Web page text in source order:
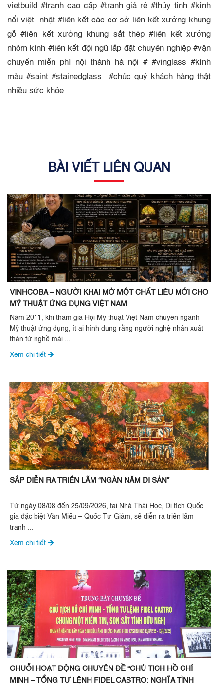
vietbuild #tranh cao cấp #tranh giá rẻ #thủy tinh #kính
nổi việt nhật #liên kết các cơ sở liên kết xưởng khung
gỗ #liên kết xưởng khung sắt thép #liên kết xưởng
nhôm kính #liên kết đội ngũ lắp đặt chuyên nghiệp #vận
chuyển miễn phí nội thành hà nội # #vinglass #kính
màu #saint #stainedglass #chúc quý khách hàng thật
nhiều sức khỏe
BÀI VIẾT LIÊN QUAN
VINHCOBA – NGƯỜI KHAI MỞ MỘT CHẤT LIỆU MỚI CHO
MỸ THUẬT ỨNG DỤNG VIỆT NAM
Năm 2011, khi tham gia Hội Mỹ thuật Việt Nam chuyên ngành
Mỹ thuật ứng dụng, ít ai hình dung rằng người nghệ nhân xuất
thân từ nghề mài ...
Xem chi tiết
SẮP DIỄN RA TRIỂN LÃM “NGÀN NĂM DI SẢN”
Từ ngày 08/08 đến 25/09/2026, tại Nhà Thái Học, Di tích Quốc
gia đặc biệt Văn Miếu – Quốc Tử Giám, sẽ diễn ra triển lãm
tranh ...
Xem chi tiết
CHUỖI HOẠT ĐỘNG CHUYÊN ĐỀ “CHỦ TỊCH HỒ CHÍ
MINH – TỔNG TƯ LỆNH FIDEL CASTRO: NGHĨA TÌNH